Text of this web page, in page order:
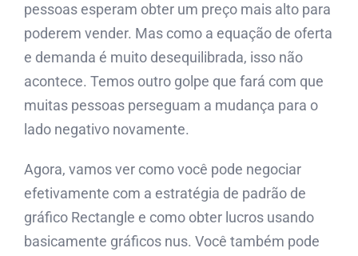
pessoas esperam obter um preço mais alto para
poderem vender. Mas como a equação de oferta
e demanda é muito desequilibrada, isso não
acontece. Temos outro golpe que fará com que
muitas pessoas perseguam a mudança para o
lado negativo novamente.
Agora, vamos ver como você pode negociar
efetivamente com a estratégia de padrão de
gráfico Rectangle e como obter lucros usando
basicamente gráficos nus. Você também pode